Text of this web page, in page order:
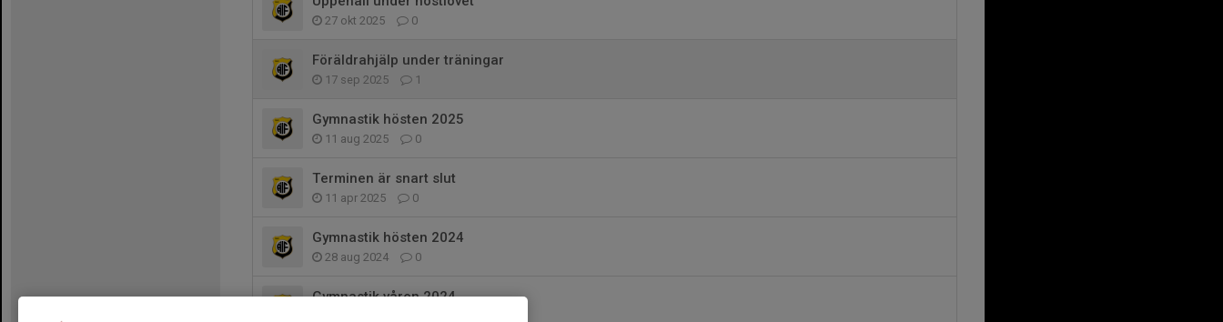
27 okt 2025 0
Föräldrahjälp under träningar
17 sep 2025 1
Gymnastik hösten 2025
11 aug 2025 0
Terminen är snart slut
11 apr 2025 0
Gymnastik hösten 2024
28 aug 2024 0
Gymnastik våren 2024